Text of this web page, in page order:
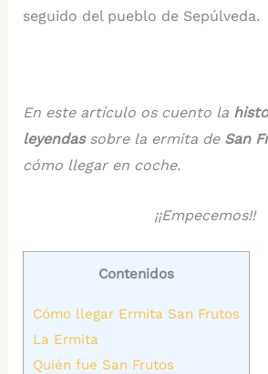
seguido del pueblo de Sepúlveda.
En este artículo os cuento la
leyendas sobre la ermita deSan
cómo llegar en coche.
¡¡Empecemos!!
Contenidos
Cómo llegar Ermita San Frutos
La Ermita
Quién fue San Frutos